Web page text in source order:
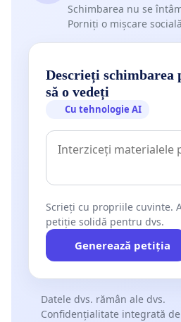
Schimbarea nu se
Porniți o mișcare
Descrieți schimbarea
să o vedeți
Cu tehnologie AI
Scrieți cu propriile cuvinte.
petiție solidă pentru dvs.
Generează petiția
Datele dvs. rămân ale dvs.
Confidențialitate integrată